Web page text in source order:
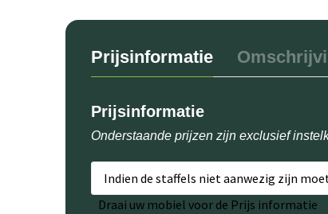
Prijsinformatie
Prijsinformatie
Onderstaande prijzen zijn exclusief
Indien de staffels niet aanwezig zijn
Draai uw mobiel voor de Prijs informatie